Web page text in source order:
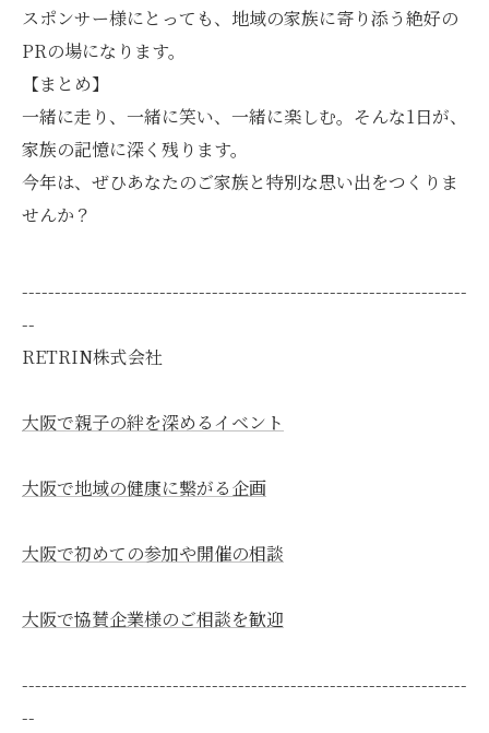
スポンサー様にとっても、地域の家族に寄り添う絶好の
PRの場になります。
【まとめ】
一緒に走り、一緒に笑い、一緒に楽しむ。そんな1日が、
家族の記憶に深く残ります。
今年は、ぜひあなたのご家族と特別な思い出をつくりま
せんか？
--------------------------------------------------------------------
--
RETRIN株式会社
大阪で親子の絆を深めるイベント
大阪で地域の健康に繋がる企画
大阪で初めての参加や開催の相談
大阪で協賛企業様のご相談を歓迎
--------------------------------------------------------------------
--